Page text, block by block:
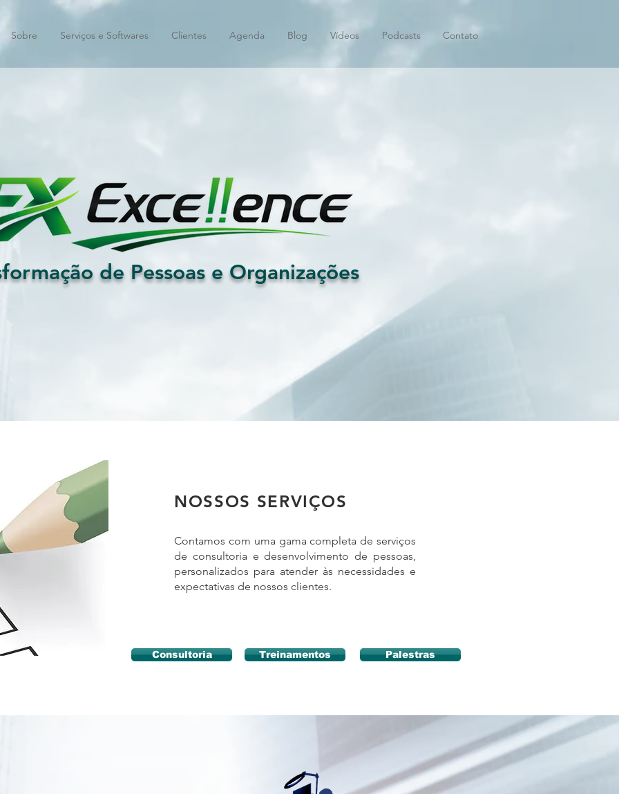
Sobre Serviços e Softwares Clientes Agenda Blog Vídeos Podcasts Contato
de Pessoas e Organizações
NOSSOS SERVIÇOS
Contamos com uma gama completa de serviços
de consultoria e desenvolvimento de pessoas,
personalizados para atender às necessidades e
expectativas de nossos clientes.
Consultoria Treinamentos Palestras